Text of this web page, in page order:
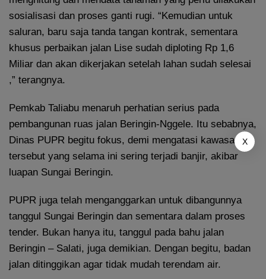
sosialisasi dan proses ganti rugi. “Kemudian untuk
saluran, baru saja tanda tangan kontrak, sementara
khusus perbaikan jalan Lise sudah diploting Rp 1,6
Miliar dan akan dikerjakan setelah lahan sudah selesai
,” terangnya.
Pemkab Taliabu menaruh perhatian serius pada
pembangunan ruas jalan Beringin-Nggele. Itu sebabnya,
Dinas PUPR begitu fokus, demi mengatasi kawasan
tersebut yang selama ini sering terjadi banjir, akibar
luapan Sungai Beringin.
PUPR juga telah menganggarkan untuk dibangunnya
tanggul Sungai Beringin dan sementara dalam proses
tender. Bukan hanya itu, tanggul pada bahu jalan
Beringin – Salati, juga demikian. Dengan begitu, badan
jalan ditinggikan agar tidak mudah terendam air.
X